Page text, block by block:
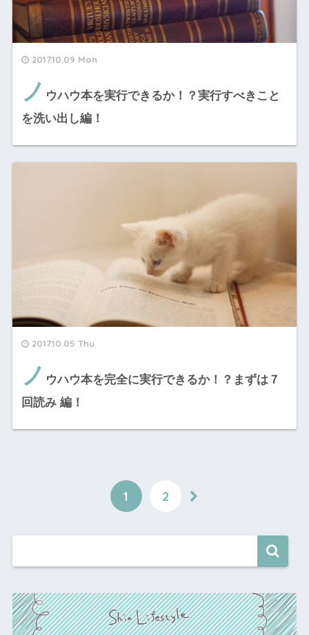
2017.10.09 Mon
ノ ウハウ本を実行できるか！？実行すべきこと
を洗い出し編！
2017.10.05 Thu
ノ ウハウ本を完全に実行できるか！？まずは７
回読み 編！
1 2